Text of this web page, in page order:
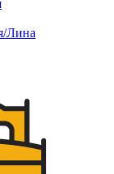
Лина